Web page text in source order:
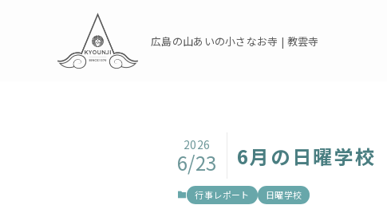
広島の山あいの小さなお寺 | 教雲寺
6月の日曜学校
2026
6/23
行事レポート 日曜学校